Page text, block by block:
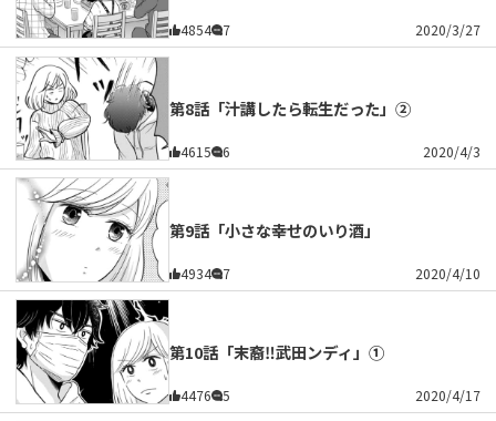
4854 7 2020/3/27
第8話「汁講したら転生だった」②
4615 6 2020/4/3
第9話「小さな幸せのいり酒」
4934 7 2020/4/10
第10話「末裔‼武田ンディ」①
4476 5 2020/4/17